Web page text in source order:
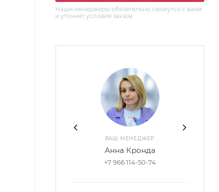
Наши менеджеры обязательно свяжутся с вами
и уточнят условия заказа
ВАШ МЕНЕДЖЕР
Анна Кронда
+7 966 114-50-74